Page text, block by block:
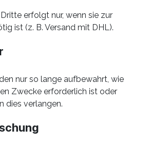
erfolgt nur, wenn sie zur
ist (z. B. Versand mit DHL).
nur so lange aufbewahrt, wie
Zwecke erforderlich ist oder
dies verlangen.